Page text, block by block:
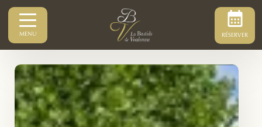
RÉSERVER
MENU